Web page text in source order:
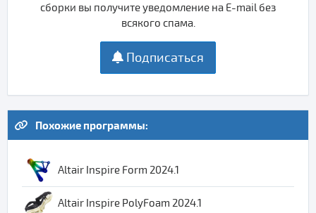
сборки вы получите уведомление на E-mail без
всякого спама.
Подписаться
Похожие программы:
Altair Inspire Form 2024.1
Altair Inspire PolyFoam 2024.1